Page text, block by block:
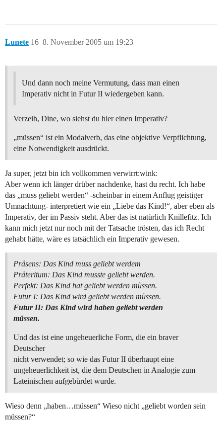
Lunete 8. November 2005 um 19:23
16
Und dann noch meine Vermutung, dass man einen
Imperativ nicht in Futur II wiedergeben kann.
Verzeih, Dine, wo siehst du hier einen Imperativ?
„müssen“ ist ein Modalverb, das eine objektive Verpflichtung,
eine Notwendigkeit ausdrückt.
Ja super, jetzt bin ich vollkommen verwirrt:wink:
Aber wenn ich länger drüber nachdenke, hast du recht. Ich habe
das „muss geliebt werden“ -scheinbar in einem Anflug geistiger
Umnachtung- interpretiert wie ein „Liebe das Kind!“, aber eben als
Imperativ, der im Passiv steht. Aber das ist natürlich Knillefitz. Ich
kann mich jetzt nur noch mit der Tatsache trösten, das ich Recht
gehabt hätte, wäre es tatsächlich ein Imperativ gewesen.
Präsens: Das Kind muss geliebt werdem
Präteritum: Das Kind musste geliebt werden.
Perfekt: Das Kind hat geliebt werden müssen.
Futur I: Das Kind wird geliebt werden müssen.
Futur II: Das Kind wird haben geliebt werden
müssen.
Und das ist eine ungeheuerliche Form, die ein braver
Deutscher
nicht verwendet; so wie das Futur II überhaupt eine
ungeheuerlichkeit ist, die dem Deutschen in Analogie zum
Lateinischen aufgebürdet wurde.
Wieso denn „haben…müssen“ Wieso nicht „geliebt worden sein
müssen?“